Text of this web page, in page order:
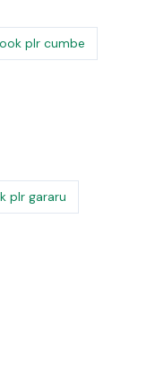
plr cumbe
plr gararu